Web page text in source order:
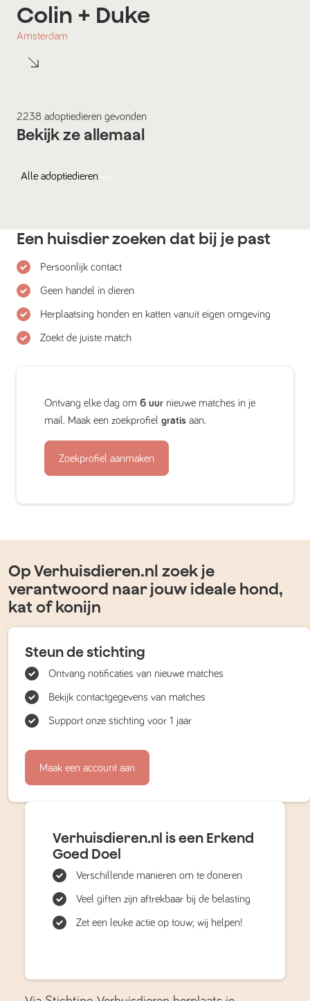
Colin + Duke
Amsterdam
2238 adoptiedieren gevonden
Bekijk ze allemaal
Alle adoptiedieren
Een huisdier zoeken dat bij je past
Persoonlijk contact
Geen handel in dieren
Herplaatsing honden en katten vanuit eigen omgeving
Zoekt de juiste match
Ontvang elke dag om 6 uur nieuwe matches in je
mail. Maak een zoekprofiel gratis aan.
Zoekprofiel aanmaken
Op Verhuisdieren.nl zoek je
verantwoord naar jouw ideale hond,
kat of konijn
Steun de stichting
Ontvang notificaties van nieuwe matches
Bekijk contactgegevens van matches
Support onze stichting voor 1 jaar
Maak een account aan
Verhuisdieren.nl is een Erkend
Goed Doel
Verschillende manieren om te doneren
Veel giften zijn aftrekbaar bij de belasting
Zet een leuke actie op touw; wij helpen!